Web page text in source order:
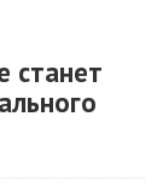
станет